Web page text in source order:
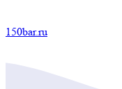
150bar.ru